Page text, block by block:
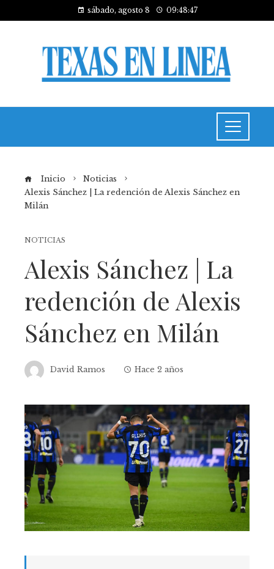
sábado, agosto 8 09:48:47
Inicio
Noticias
Alexis Sánchez | La redención de Alexis Sánchez en
Milán
NOTICIAS
Alexis Sánchez | La
redención de Alexis
Sánchez en Milán
David Ramos Hace 2 años